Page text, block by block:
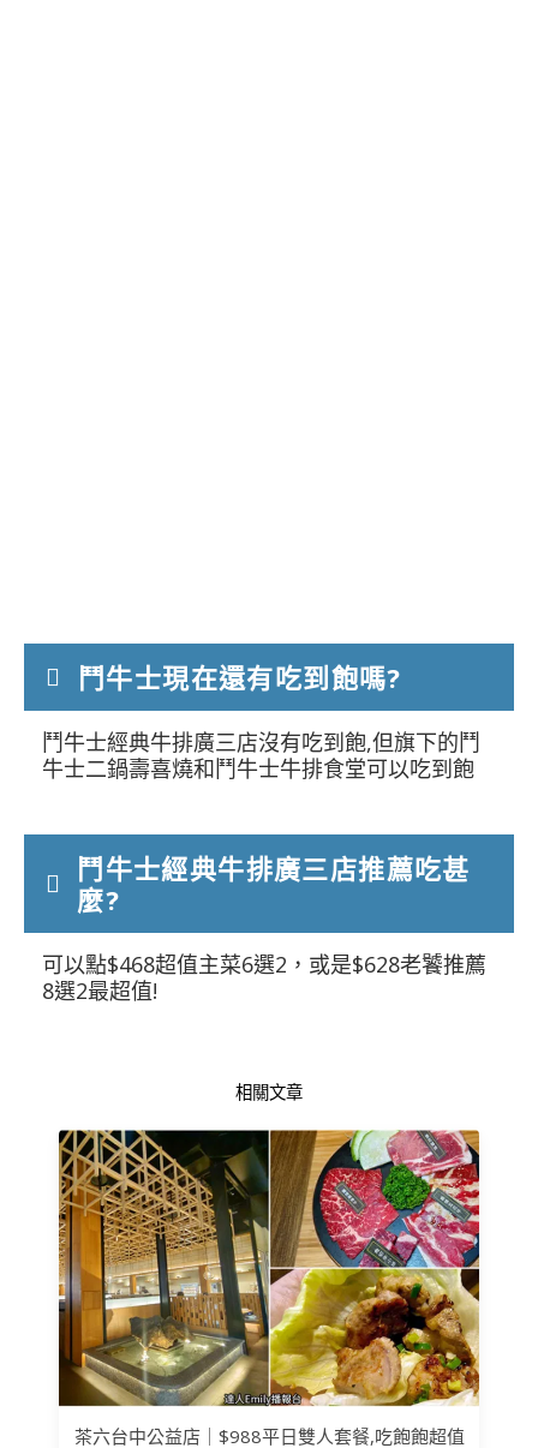
鬥牛士現在還有吃到飽嗎?
鬥牛士經典牛排廣三店沒有吃到飽,但旗下的鬥
牛士二鍋壽喜燒和鬥牛士牛排食堂可以吃到飽
鬥牛士經典牛排廣三店推薦吃甚
麼?
可以點$468超值主菜6選2，或是$628老饕推薦
8選2最超值!
相關文章
茶六台中公益店｜$988平日雙人套餐,吃飽飽超值